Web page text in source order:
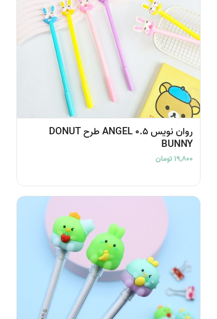
روان نویس 0.5 ANGEL طرح DONUT
BUNNY
۱۹,۸۰۰تومان